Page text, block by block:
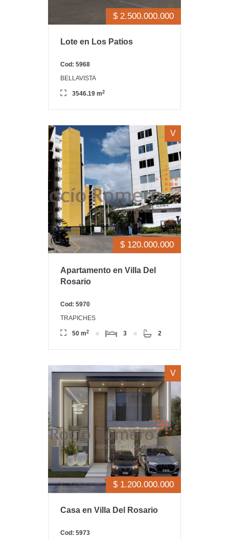
$ 2.500.000.000
Lote en Los Patios
Cod: 5968
BELLAVISTA
3546.19 m2
V
$ 120.000.000
Apartamento en Villa Del
Rosario
Cod: 5970
TRAPICHES
50 m2 3 2
V
$ 1.200.000.000
Casa en Villa Del Rosario
Cod: 5973